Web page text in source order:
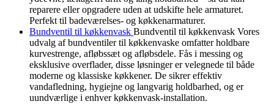
reparere eller opgradere uden at udskifte hele armaturet.
Perfekt til badeværelses- og køkkenarmaturer.
Bundventil til køkkenvask Bundventil til køkkenvask Vores
udvalg af bundventiler til køkkenvaske omfatter holdbare
kurvestrenge, afløbssæt og afløbsdele. Fås i messing og
eksklusive overflader, disse løsninger er velegnede til både
moderne og klassiske køkkener. De sikrer effektiv
vandafledning, hygiejne og langvarig holdbarhed, og er
uundværlige i enhver køkkenvask-installation.